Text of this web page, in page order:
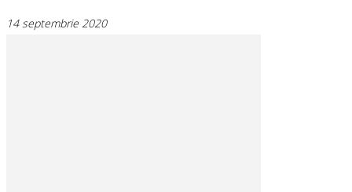
14 septembrie 2020